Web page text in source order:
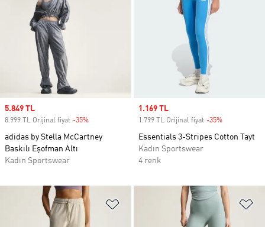
Sale price
5.849 TL
8.999 TL Orijinal fiyat -35%
adidas by Stella McCartney
Baskılı Eşofman Altı
Kadın Sportswear
Sale price
1.169 TL
1.799 TL Orijinal fiyat -35%
Essentials 3-Stripes Cotton Tayt
Kadın Sportswear
4 renk
Favori Listesine Ekle